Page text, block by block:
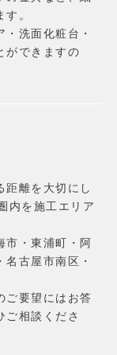
。
洗面化粧台・
ができますの
距離を大切にし
内を施工エリア
市・東浦町・阿
古屋市南区・
ご要望にはお答
ご相談くださ